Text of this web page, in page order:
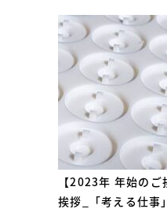
【2023年 年始の
挨拶_「考える仕事